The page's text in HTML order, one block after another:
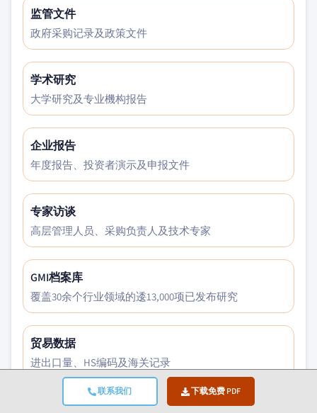
联系我们 下载免费 PDF
监管文件
政府采购记录及政策文件
学术研究
大学研究及专业機构报告
企业报告
年度报告、投资者演示及申报文件
专家访谈
高层管理人员、采购负责人及技术专家
GMI档案库
覆盖30余个行业领域的逶13,000项已发布研究
贸易数据
进出口量、HS编码及海关记录